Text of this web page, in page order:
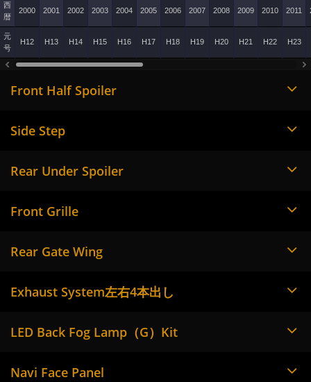
西
暦
2000 2001 2002 2003 2004 2005 2006 2007 2008 2009 2010 2011
元
号
H12 H13 H14 H15 H16 H17 H18 H19 H20 H21 H22 H23
Front Half Spoiler
Side Step
Rear Under Spoiler
Front Grille
Rear Gate Wing
Exhaust System左右4本出し
LED Back Fog Lamp（G）Kit
Navi Face Panel